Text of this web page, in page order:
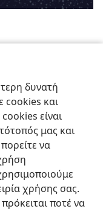
δυνατή
cookies και
είναι
μας και
να
χρήσης σας.
ποτέ να
από τον κύκλο
Προτιμήσεις
Society of Pennsylvania